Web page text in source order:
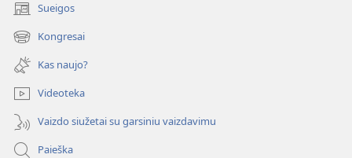
Sueigos
(atsiveria
naujas
langas)
Kongresai
(atsiveria
naujas
langas)
Kas naujo?
Videoteka
Vaizdo siužetai su garsiniu vaizdavimu
Paieška